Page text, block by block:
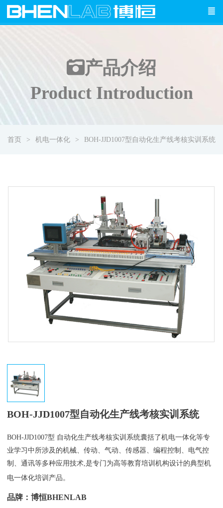
产品介绍
Product Introduction
首页 机电一体化 BOH-JJD1007型自动化生产线考核实训系统
BOH-JJD1007型自动化生产线考核实训系统
BOH-JJD1007型 自动化生产线考核实训系统囊括了机电一体化等专
业学习中所涉及的机械、传动、气动、传感器、编程控制、电气控
制、通讯等多种应用技术,是专门为高等教育培训机构设计的典型机
电一体化培训产品。
品牌：博恒BHENLAB